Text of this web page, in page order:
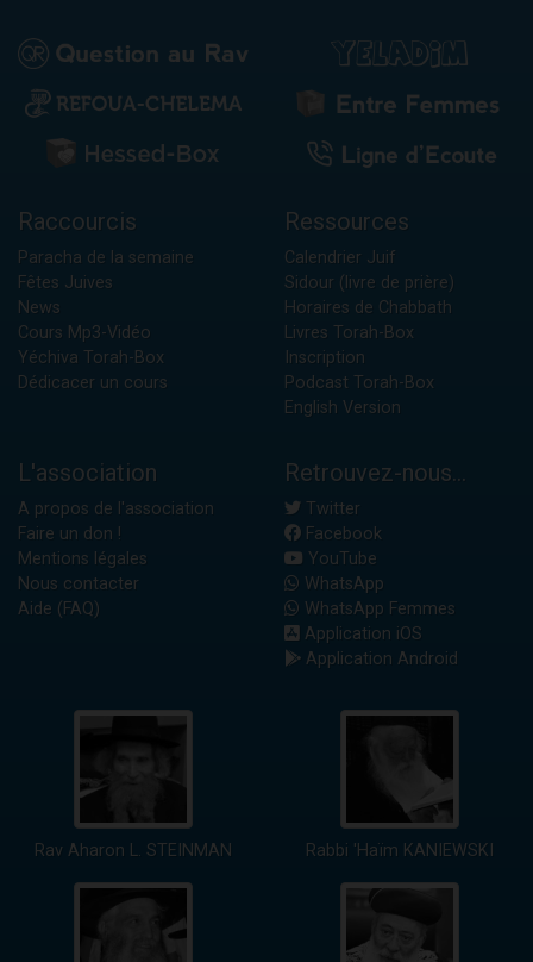
Raccourcis
Paracha de la semaine
Fêtes Juives
News
Cours Mp3-Vidéo
Yéchiva Torah-Box
Dédicacer un cours
Ressources
Calendrier Juif
Sidour (livre de prière)
Horaires de Chabbath
Livres Torah-Box
Inscription
Podcast Torah-Box
English Version
L'association
A propos de l'association
Faire un don !
Mentions légales
Nous contacter
Aide (FAQ)
Retrouvez-nous...
Twitter
Facebook
YouTube
WhatsApp
WhatsApp Femmes
Application iOS
Application Android
Rav Aharon L. STEINMAN Rabbi 'Haïm KANIEWSKI